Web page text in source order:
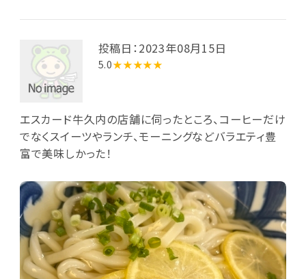
投稿日：2023年08月15日
5.0★★★★★
エスカード牛久内の店舗に伺ったところ、コーヒーだけ
でなくスイーツやランチ、モーニングなどバラエティ豊
富で美味しかった！